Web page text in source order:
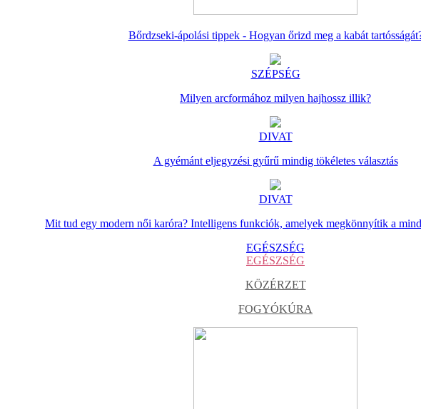
Bőrdzseki-ápolási tippek - Hogyan őrizd meg a kabát
SZÉPSÉG
Milyen arcformához milyen hajhossz illik?
DIVAT
A gyémánt eljegyzési gyűrű mindig tökéletes választás
DIVAT
Mit tud egy modern női karóra? Intelligens funkciók, amelyek megkönnyítik a
EGÉSZSÉG
EGÉSZSÉG
KÖZÉRZET
FOGYÓKÚRA